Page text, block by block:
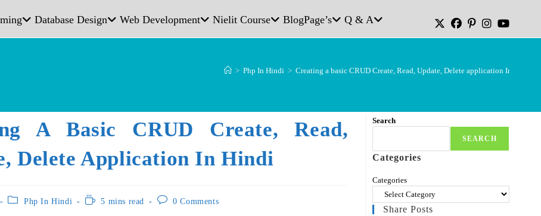
Database Design Web Development Nielit Course BlogPage’s Q & A
> Php In Hindi > Creating a basic CRUD Create, Read, Update, Delete application In Hindi
A Basic CRUD Create, Read,
Delete Application In Hindi
Php In Hindi 5 mins read 0 Comments
Search
SEARCH
Categories
Categories
Share Posts